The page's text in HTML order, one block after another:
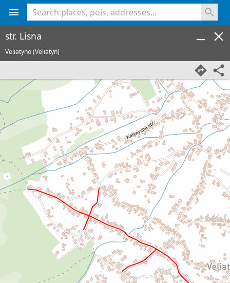
str. Lisna
Veliatyno (Veliatyn)
<% console.log(hcard) %>